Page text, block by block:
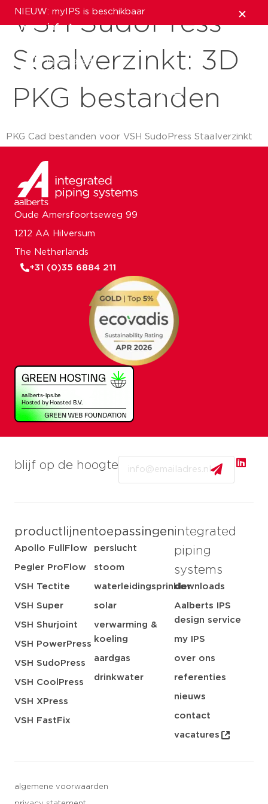
NIEUW: myIPS is beschikbaar
meer info
sluiten
VSH SudoPress
Staalverzinkt: 3D
PKG bestanden
PKG Cad bestanden voor VSH SudoPress Staalverzinkt
blijf op de hoogte
productlijnen
Apollo FullFlow
Pegler ProFlow
VSH Tectite
VSH Super
VSH Shurjoint
VSH PowerPress
VSH SudoPress
VSH CoolPress
VSH XPress
VSH FastFix
toepassingen
perslucht
stoom
waterleidingsprinkler
solar
verwarming &
koeling
aardgas
drinkwater
integrated
piping
systems
downloads
Aalberts IPS
design service
my IPS
over ons
referenties
nieuws
contact
vacatures
algemene voorwaarden
Oude Amersfoortseweg 99
1212 AA Hilversum
The Netherlands
+31 (0)35 6884 211